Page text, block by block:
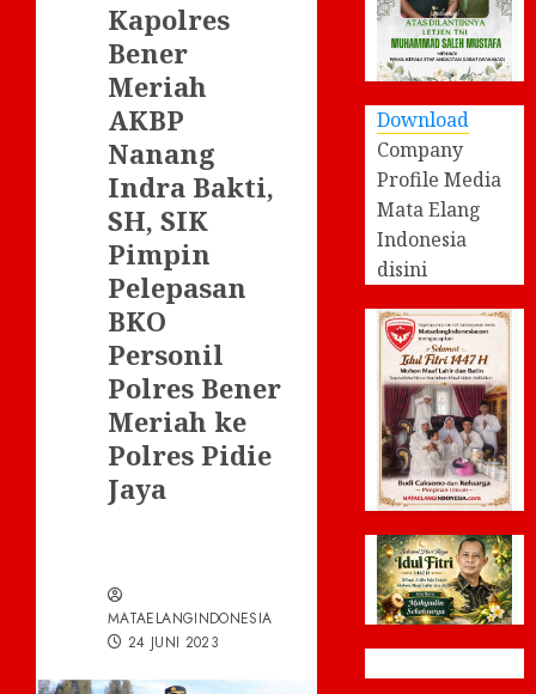
Kapolres
Bener
Meriah
AKBP
Nanang
Indra Bakti,
SH, SIK
Pimpin
Pelepasan
BKO
Personil
Polres Bener
Meriah ke
Polres Pidie
Jaya
MATAELANGINDONESIA
24 JUNI 2023
Download
Company
Profile Media
Mata Elang
Indonesia
disini